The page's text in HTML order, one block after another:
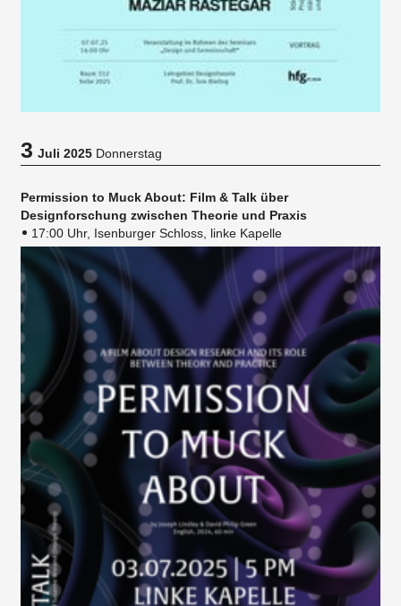
3Juli 2025 Donnerstag
Permission to Muck About: Film & Talk über
Designforschung zwischen Theorie und Praxis
17:00 Uhr, Isenburger Schloss, linke Kapelle